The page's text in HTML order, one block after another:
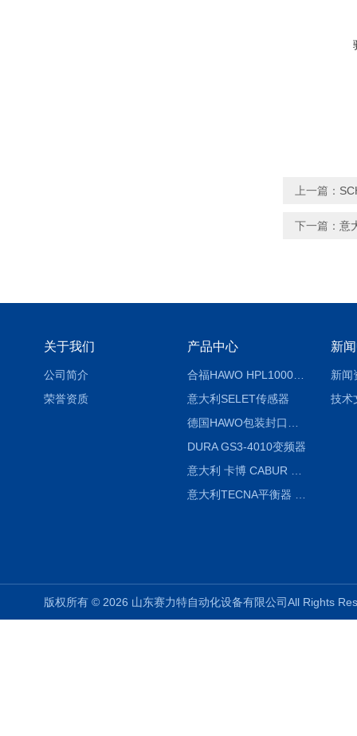
上一篇：
下一篇： 意
关于我们
公司简介
荣誉资质
产品中心
合福HAWO HPL1000AS封口机
意大利SELET传感器
DURA GS3-4010变频器
新
新闻
技术
版权所有 © 2026 山东赛力特自动化设备有限公司All Rights